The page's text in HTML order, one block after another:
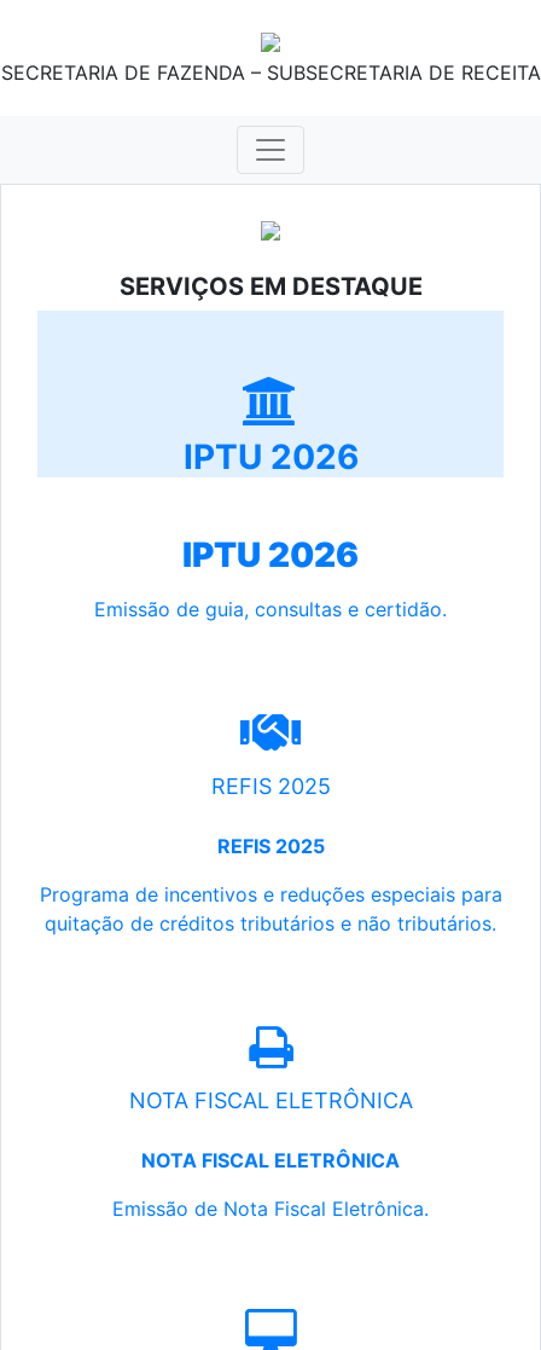
SECRETARIA DE FAZENDA – SUBSECRETARIA DE RECEITA
SERVIÇOS EM DESTAQUE
IPTU 2026
IPTU 2026
Emissão de guia, consultas e certidão.
REFIS 2025
REFIS 2025
Programa de incentivos e reduções especiais para
quitação de créditos tributários e não tributários.
NOTA FISCAL ELETRÔNICA
NOTA FISCAL ELETRÔNICA
Emissão de Nota Fiscal Eletrônica.